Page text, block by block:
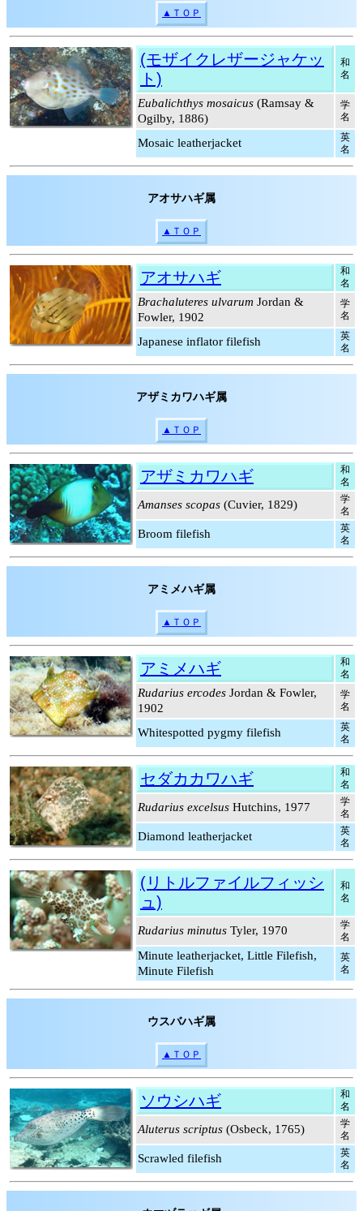
▲ＴＯＰ
(モザイクレザージャケッ
ト)
和
名
Eubalichthys mosaicus (Ramsay &
Ogilby, 1886)
学
名
Mosaic leatherjacket
英
名
アオサハギ属
▲ＴＯＰ
アオサハギ
和
名
Brachaluteres ulvarum Jordan &
Fowler, 1902
学
名
Japanese inflator filefish
英
名
アザミカワハギ属
▲ＴＯＰ
アザミカワハギ
和
名
Amanses scopas (Cuvier, 1829)
学
名
Broom filefish
英
名
アミメハギ属
▲ＴＯＰ
アミメハギ
和
名
Rudarius ercodes Jordan & Fowler,
1902
学
名
Whitespotted pygmy filefish
英
名
セダカカワハギ
和
名
Rudarius excelsus Hutchins, 1977
学
名
Diamond leatherjacket
英
名
(リトルファイルフィッシ
ュ)
和
名
Rudarius minutus Tyler, 1970
学
名
Minute leatherjacket, Little Filefish,
Minute Filefish
英
名
ウスバハギ属
▲ＴＯＰ
ソウシハギ
和
名
Aluterus scriptus (Osbeck, 1765)
学
名
Scrawled filefish
英
名